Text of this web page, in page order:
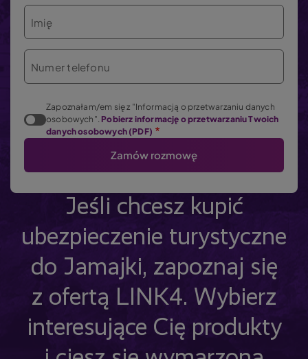
Imię
Numer telefonu
Zapoznałam/em się z "Informacją o przetwarzaniu danych
osobowych". Pobierz informację o przetwarzaniu Twoich
danych osobowych (PDF)
Jeśli chcesz kupić
ubezpieczenie turystyczne
do Jamajki, zapoznaj się
z ofertą LINK4. Wybierz
interesujące Cię produkty